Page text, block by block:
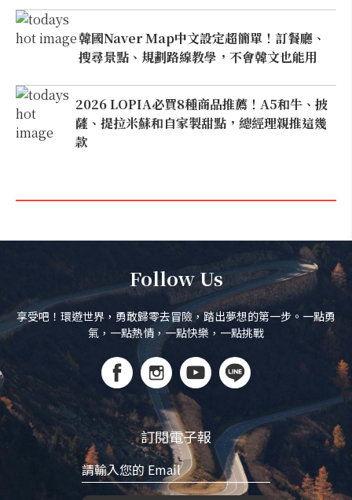
韓國Naver Map中文設定超簡單！訂餐廳、
搜尋景點、規劃路線教學，不會韓文也能用
2026 LOPIA必買8種商品推薦！A5和牛、披
薩、提拉米蘇和自家製甜點，總經理親推這幾
款
Follow Us
享受吧！環遊世界，勇敢歸零去冒險，踏出夢想的第一步。一點勇
氣，一點熱情，一點快樂，一點挑戰
訂閱電子報